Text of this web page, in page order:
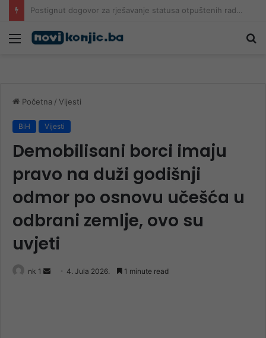
Kordić Rahimiću direktno: Vi mene prozivate da prestanem?
Meni
Početna / Vijesti
BiH Vijesti
Demobilisani borci imaju
pravo na duži godišnji
odmor po osnovu učešća u
odbrani zemlje, ovo su
uvjeti
nk 1
Send 4. Jula 2026. 1 minute read